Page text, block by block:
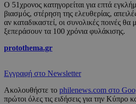
Ο 51χρονος κατηγορείται για επτά
βιασμός, στέρηση της ελευθερίας,
αν καταδικαστεί, οι συνολικές ποινές
ξεπεράσουν τα 100 χρόνια φυλάκισης.
protothema.gr
Εγγραφή στο Newsletter
Ακολουθήστε το philenews.com στο
πρώτοι όλες τις ειδήσεις για την Κύπρο